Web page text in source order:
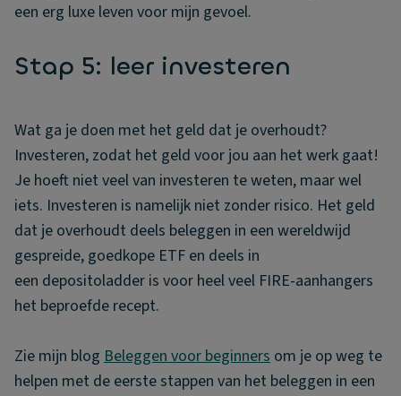
een erg luxe leven voor mijn gevoel.
Stap 5: leer investeren
Wat ga je doen met het geld dat je overhoudt?
Investeren, zodat het geld voor jou aan het werk gaat!
Je hoeft niet veel van investeren te weten, maar wel
iets. Investeren is namelijk niet zonder risico. Het geld
dat je overhoudt deels beleggen in een wereldwijd
gespreide, goedkope ETF en deels in
een depositoladder is voor heel veel FIRE-aanhangers
het beproefde recept.
Zie mijn blog Beleggen voor beginners om je op weg te
helpen met de eerste stappen van het beleggen in een